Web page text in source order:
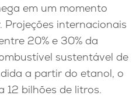
em um momento
internacionais
20% e 30% da
sustentável de
a partir do etanol, o
12 bilhões de litros.